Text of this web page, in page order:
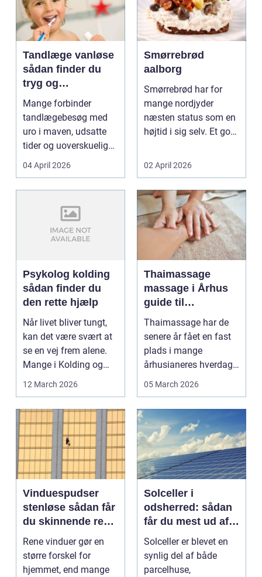
Tandlæge vanløse
sådan finder du
tryg og
professionel
tandpleje
Mange forbinder
tandlægebesøg med
uro i maven, udsatte
tider og uoverskuelige
priser. Samtidig ved
04 April 2026
Smørrebrød
aalborg
Smørrebrød har for
mange nordjyder
næsten status som en
højtid i sig selv. Et godt
02 April 2026
Psykolog kolding
sådan finder du
den rette hjælp
Når livet bliver tungt,
kan det være svært at
se en vej frem alene.
Mange i Kolding og
omegn søger p...
12 March 2026
Thaimassage
massage i Århus
guide til
afslapning,
smidighed og
bedre velvære
Thaimassage har de
senere år fået en fast
plads i mange
århusianeres hverdag.
Flere bruger den både
05 March 2026
Vinduespudser
stenløse sådan får
du skinnende rene
ruder året rundt
Rene vinduer gør en
større forskel for
hjemmet, end mange
Solceller i
odsherred: sådan
får du mest ud af
solen
Solceller er blevet en
synlig del af både
parcelhuse,